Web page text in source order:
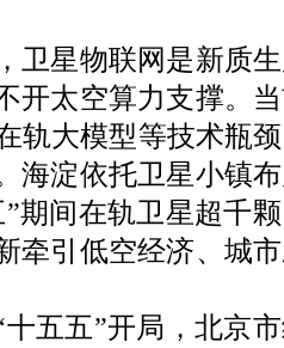
星物联网是新质生
开太空算力支撑。
轨大模型等技术瓶
海淀依托卫星小镇
期间在轨卫星超千
牵引低空经济、城
五”开局，北京市